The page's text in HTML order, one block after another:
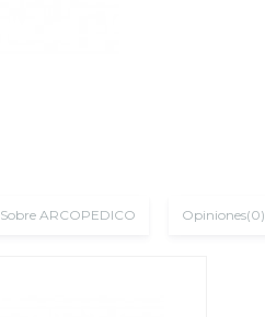
Sobre ARCOPEDICO Opiniones(0)